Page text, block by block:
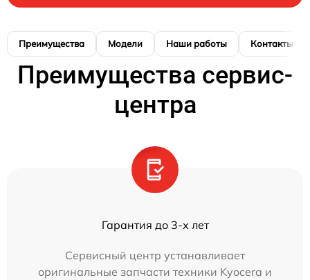
Преимущества Модели Наши работы Контакты
Преимущества сервис-
центра
Гарантия до 3-х лет
Сервисный центр устанавливает
оригинальные запчасти техники Kyocera и